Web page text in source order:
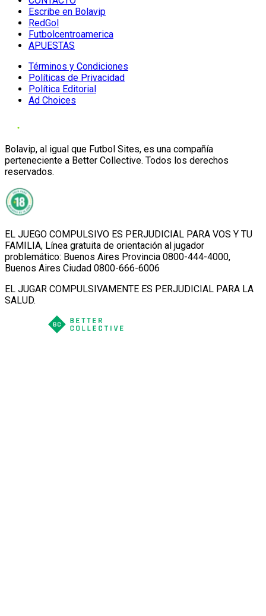
Escribe en Bolavip
RedGol
Futbolcentroamerica
APUESTAS
Términos y Condiciones
Políticas de Privacidad
Política Editorial
Ad Choices
Bolavip, al igual que Futbol Sites, es una compañía
perteneciente a Better Collective. Todos los derechos
reservados.
EL JUEGO COMPULSIVO ES PERJUDICIAL PARA VOS Y TU
FAMILIA, Línea gratuita de orientación al jugador
problemático: Buenos Aires Provincia 0800-444-4000,
Buenos Aires Ciudad 0800-666-6006
EL JUGAR COMPULSIVAMENTE ES PERJUDICIAL PARA LA
SALUD.